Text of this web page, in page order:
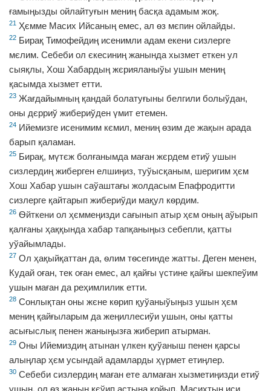
ғамыңызды ойлайтуғын мениң басқа адамым жоқ.
21 Ҳємме Масих Ийсаның емес, ал ѳз мєпин ойлайды.
22 Бирақ Тимофейдиң исенимли адам екени сизлерге
мєлим. Себеби ол єкесиниң жанында хызмет еткен ул
сыяқлы, Хош Хабардың жєрияланыўы ушын мениң
қасымда хызмет етти.
23 Жағдайымның қандай болатуғыны белгили болыўдан,
оны дєрриў жибериўден үмит етемен.
24 Ийемизге исенимим кємил, мениң ѳзим де жақын арада
барып қаламан.
25 Бирақ, мүтєж болғанымда маған жєрдем етиў ушын
сизлердиң жиберген елшиңиз, туўысқаным, шеригим ҳєм
Хош Хабар ушын саўаштағы жолдасым Епафродитти
сизлерге қайтарып жибериўди мақул кѳрдим.
26 Ѳйткени ол ҳєммеңизди сағынып атыр ҳєм оның аўырып
қалғаны ҳаққында хабар тапқаныңыз себепли, қатты
уўайымлады.
27 Ол ҳақыйқаттан да, ѳлим тѳсегинде жатты. Деген менен,
Кудай оған, тек оған емес, ал қайғы үстине қайғы шекпеўим
ушын маған да реҳимлилик етти.
28 Сонлықтан оны жєне кѳрип қуўаныўыңыз ушын ҳєм
мениң қайғыларым да жеңиллесиўи ушын, оны қатты
асығыслық пенен жаныңызға жиберип атырман.
29 Оны Ийемиздиң атынан үлкен қуўаныш пенен қарсы
алыңлар ҳєм усындай адамларды ҳүрмет етиңлер.
30 Себеби сизлердиң маған ете алмаған хызметиңизди етиў
ушын, ол ѳз жанын қєўип астына қойып, Масихтың иси